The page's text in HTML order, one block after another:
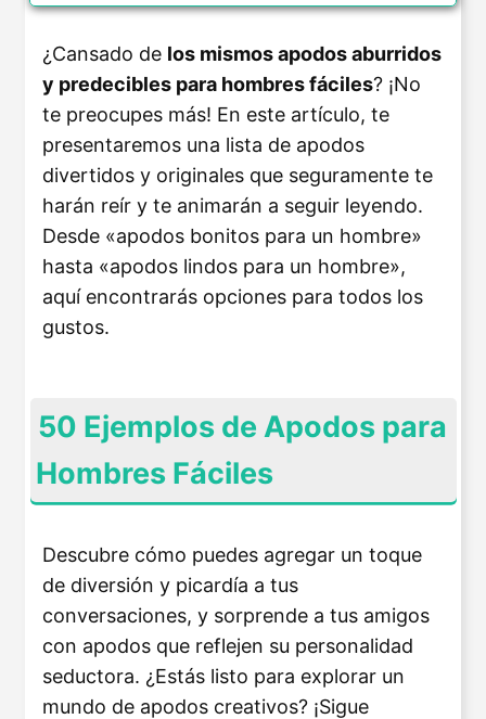
¿Cansado de los mismos apodos aburridos
y predecibles para hombres fáciles? ¡No
te preocupes más! En este artículo, te
presentaremos una lista de apodos
divertidos y originales que seguramente te
harán reír y te animarán a seguir leyendo.
Desde «apodos bonitos para un hombre»
hasta «apodos lindos para un hombre»,
aquí encontrarás opciones para todos los
gustos.
50 Ejemplos de Apodos para
Hombres Fáciles
Descubre cómo puedes agregar un toque
de diversión y picardía a tus
conversaciones, y sorprende a tus amigos
con apodos que reflejen su personalidad
seductora. ¿Estás listo para explorar un
mundo de apodos creativos? ¡Sigue